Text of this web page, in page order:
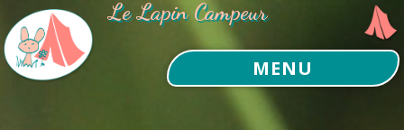
Le Lapin Campeur
MENU